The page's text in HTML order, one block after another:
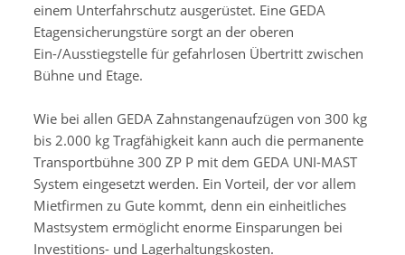
einem Unterfahrschutz ausgerüstet. Eine GEDA
Etagensicherungstüre sorgt an der oberen
Ein-/Ausstiegstelle für gefahrlosen Übertritt zwischen
Bühne und Etage.
Wie bei allen GEDA Zahnstangenaufzügen von 300 kg
bis 2.000 kg Tragfähigkeit kann auch die permanente
Transportbühne 300 ZP P mit dem GEDA UNI-MAST
System eingesetzt werden. Ein Vorteil, der vor allem
Mietfirmen zu Gute kommt, denn ein einheitliches
Mastsystem ermöglicht enorme Einsparungen bei
Investitions- und Lagerhaltungskosten.